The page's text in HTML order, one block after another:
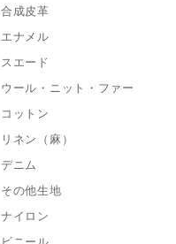
合成皮革
エナメル
スエード
ウール・ニット・ファー
コットン
リネン（麻）
デニム
その他生地
ナイロン